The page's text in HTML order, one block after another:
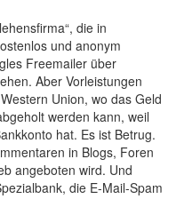
die in
und anonym
Freemailer über
Aber Vorleistungen
Union, wo das Geld
werden kann, weil
hat. Es ist Betrug.
in Blogs, Foren
angeboten wird. Und
die E-Mail-Spam